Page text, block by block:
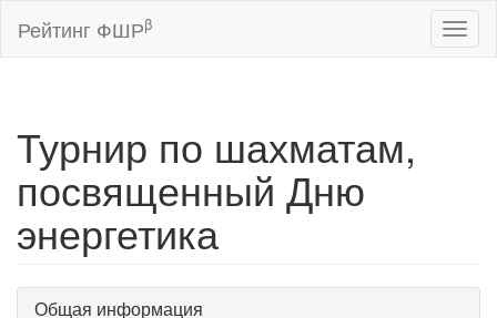
Рейтинг ФШРβ
Турнир по шахматам,
посвященный Дню
энергетика
Общая информация